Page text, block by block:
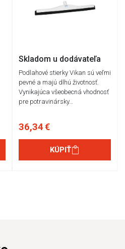
Skladom u dodávateľa
Podlahové stierky Vikan sú veľmi
pevné a majú dlhú životnosť.
Vynikajúca všeobecná vhodnosť
pre potravinársky…
36,34 €
KÚPIŤ